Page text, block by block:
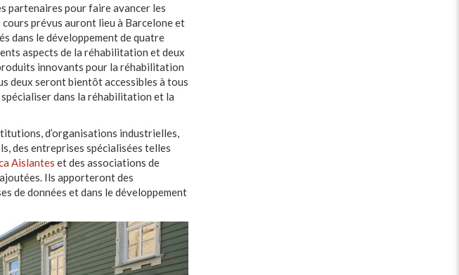
partenaires pour faire avancer les
prévus auront lieu à Barcelone et
dans le développement de quatre
aspects de la réhabilitation et deux
innovants pour la réhabilitation
deux seront bientôt accessibles à tous
dans la réhabilitation et la
d’organisations industrielles,
des entreprises spécialisées telles
Aislantes et des associations de
Ils apporteront des
de données et dans le développement